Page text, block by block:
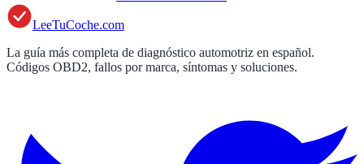
LeeTuCoche.com
La guía más completa de diagnóstico automotriz en español.
Códigos OBD2, fallos por marca, síntomas y soluciones.